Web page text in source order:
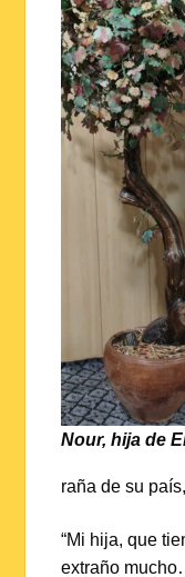
Nour, hija de
raña de su
“Mi hija, que
extraño